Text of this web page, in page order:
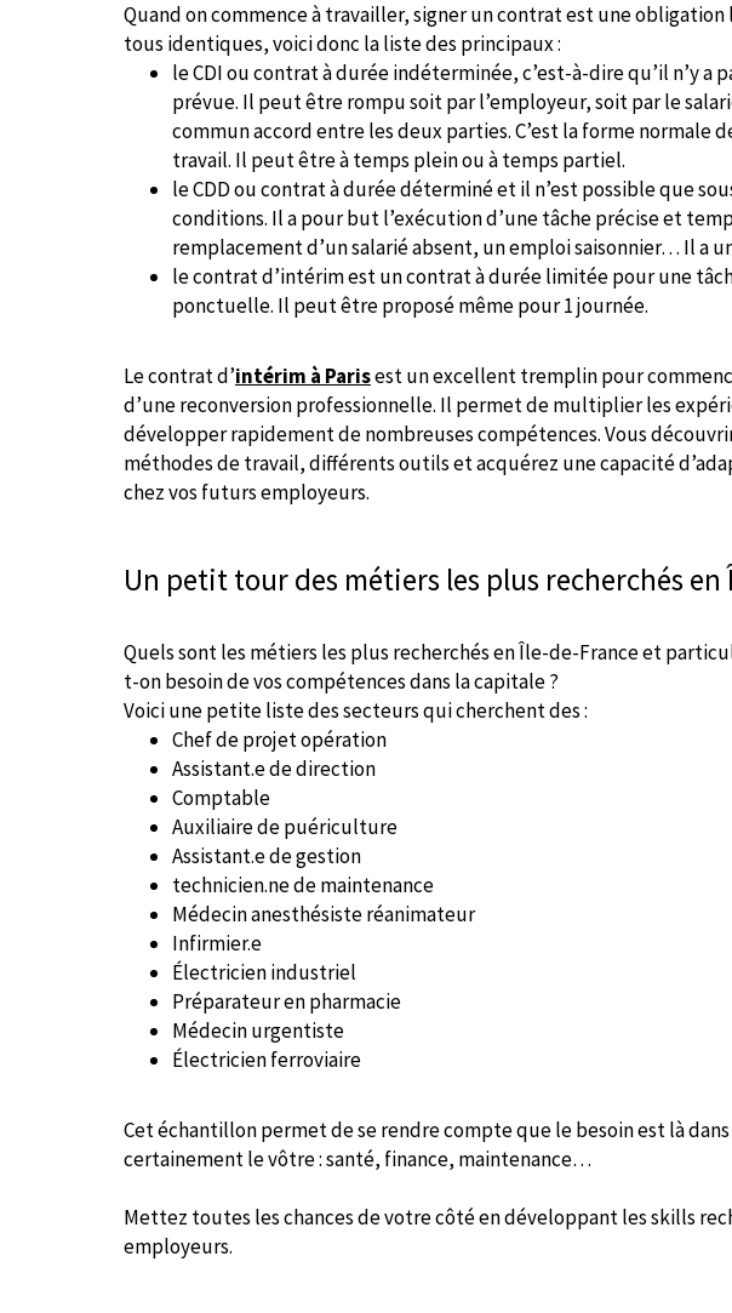
Quand on commence à travailler, signer un contrat est une obligation
tous identiques, voici donc la liste des principaux :
le CDI ou contrat à durée indéterminée, c’est-à-dire qu’il n’y a
prévue. Il peut être rompu soit par l’employeur, soit par le
commun accord entre les deux parties. C’est la forme normale
travail. Il peut être à temps plein ou à temps partiel.
le CDD ou contrat à durée déterminé et il n’est possible que
conditions. Il a pour but l’exécution d’une tâche précise et
remplacement d’un salarié absent, un emploi saisonnier… Il a
le contrat d’intérim est un contrat à durée limitée pour une
ponctuelle. Il peut être proposé même pour 1 journée.
Le contrat d’intérim à Parisest un excellent tremplin pour
d’une reconversion professionnelle. Il permet de multiplier les
développer rapidement de nombreuses compétences. Vous
méthodes de travail, différents outils et acquérez une capacité
chez vos futurs employeurs.
Un petit tour des métiers les plus recherchés en
Quels sont les métiers les plus recherchés en Île-de-France et
t-on besoin de vos compétences dans la capitale ?
Voici une petite liste des secteurs qui cherchent des :
Chef de projet opération
Assistant.e de direction
Comptable
Auxiliaire de puériculture
Assistant.e de gestion
technicien.ne de maintenance
Médecin anesthésiste réanimateur
Infirmier.e
Électricien industriel
Préparateur en pharmacie
Médecin urgentiste
Électricien ferroviaire
Cet échantillon permet de se rendre compte que le besoin est là
certainement le vôtre : santé, finance, maintenance…
Mettez toutes les chances de votre côté en développant les skills
employeurs.